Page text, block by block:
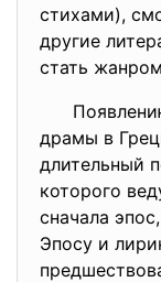
стихами),
другие
стать
драмы в
длительный
которого
сначала
Эпосу и